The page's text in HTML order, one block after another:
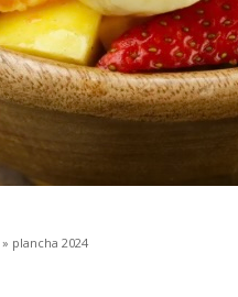
» plancha 2024